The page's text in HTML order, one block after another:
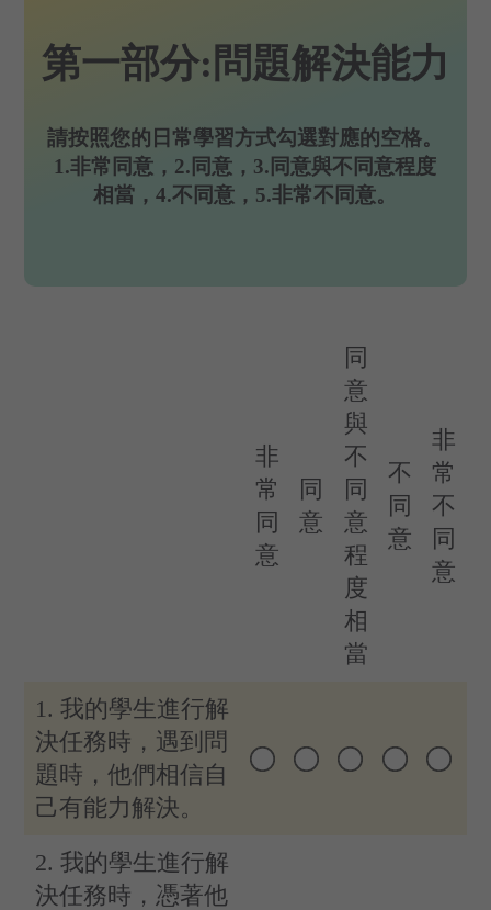
第一部分:問題解決能力
請按照您的日常學習方式勾選對應的空格。
1.非常同意，2.同意，3.同意與不同意程度
相當，4.不同意，5.非常不同意。
非
常
同
意
同
意
同
意
與
不
同
意
程
度
相
當
不
同
意
非
常
不
同
意
1. 我的學生進行解
決任務時，遇到問
題時，他們相信自
己有能力解決。
2. 我的學生進行解
決任務時，憑著他